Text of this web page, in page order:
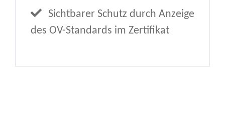
Sichtbarer Schutz durch Anzeige
des OV-Standards im Zertifikat